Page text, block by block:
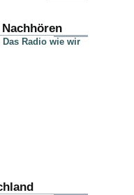
Das Radio wie wir